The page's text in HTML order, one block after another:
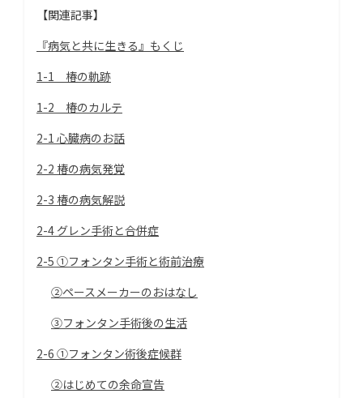
【関連記事】
『病気と共に生きる』もくじ
1-1 椿の軌跡
1-2 椿のカルテ
2-1 心臓病のお話
2-2 椿の病気発覚
2-3 椿の病気解説
2-4 グレン手術と合併症
2-5 ①フォンタン手術と術前治療
②ペースメーカーのおはなし
③フォンタン手術後の生活
2-6 ①フォンタン術後症候群
②はじめての余命宣告